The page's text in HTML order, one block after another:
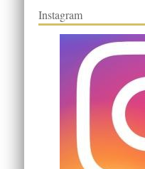
Instagram